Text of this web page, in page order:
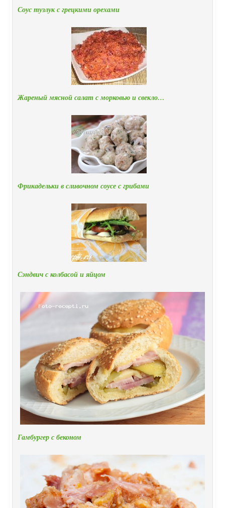
Соус тузлук с грецкими орехами
Жареный мясной салат с морковью и свекло…
Фрикадельки в сливочном соусе с грибами
Сэндвич с колбасой и яйцом
Гамбургер с беконом